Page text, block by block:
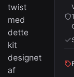
twist
med
dette
kit
designet
af